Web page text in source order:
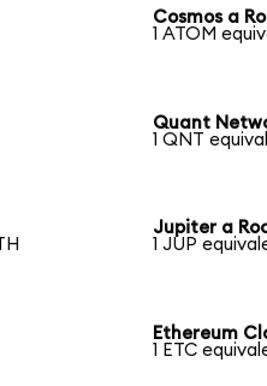
Cosmos a
1 ATOM
Quant
1 QNT
Jupiter a
1 JUP
Ethereum
1 ETC